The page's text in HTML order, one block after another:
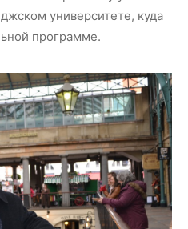
университете, куда
программе.